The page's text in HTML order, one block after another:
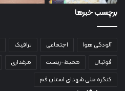
برچسب خبرها
آلودگی هوا اجتماعی ترافیک
فوتبال
محیط-زیست مرغداری
کنگره ملی شهدای استان قم